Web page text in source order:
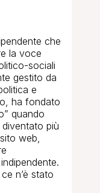
che
la voce
sociali
gestito da
e
ha fondato
quando
più
web,
n’è stato